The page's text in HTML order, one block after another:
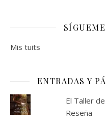
Mis tuits
ENTRADAS Y
El Taller
Reseña